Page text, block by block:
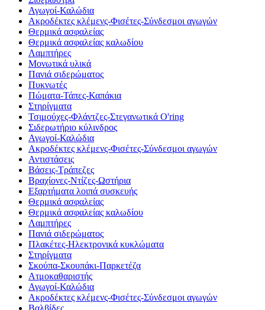
Αγωγοί-Καλώδια
Ακροδέκτες κλέμενς-Φισέτες-Σύνδεσμοι αγωγών
Θερμικά ασφαλείας
Θερμικά ασφαλείας καλωδίου
Λαμπτήρες
Μονωτικά υλικά
Πανιά σιδερώματος
Πυκνωτές
Πώματα-Τάπες-Καπάκια
Στηρίγματα
Τσιμούχες-Φλάντζες-Στεγανωτικά O'ring
Σιδερωτήριο κύλινδρος
Αγωγοί-Καλώδια
Ακροδέκτες κλέμενς-Φισέτες-Σύνδεσμοι αγωγών
Αντιστάσεις
Βάσεις-Τράπεζες
Βραχίονες-Ντίζες-Ωστήρια
Εξαρτήματα λοιπά συσκευής
Θερμικά ασφαλείας
Θερμικά ασφαλείας καλωδίου
Λαμπτήρες
Πανιά σιδερώματος
Πλακέτες-Ηλεκτρονικά κυκλώματα
Στηρίγματα
Σκούπα-Σκουπάκι-Παρκετέζα
Ατμοκαθαριστής
Αγωγοί-Καλώδια
Ακροδέκτες κλέμενς-Φισέτες-Σύνδεσμοι αγωγών
Βαλβίδες